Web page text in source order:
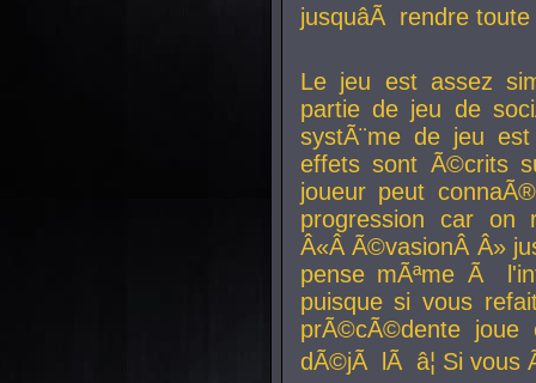
jusquâÃ rendre
Le jeu est assez
partie de jeu de
systÃ¨me de jeu
effets sont Ã©crits
joueur peut
progression car
Â«Â Ã©vasionÂ Â»
pense mÃªme Ã
puisque si vous
prÃ©cÃ©dente
dÃ©jÃ lÃ â¦ Si vous